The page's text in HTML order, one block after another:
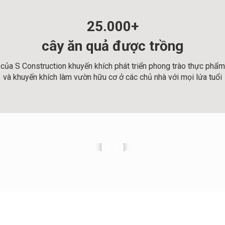
25.000+
cây ăn quả được trồng
S Construction khuyến khích phát triển phong trào thực
và khuyến khích làm vườn hữu cơ ở các chủ nhà với mọi lứa tuổi